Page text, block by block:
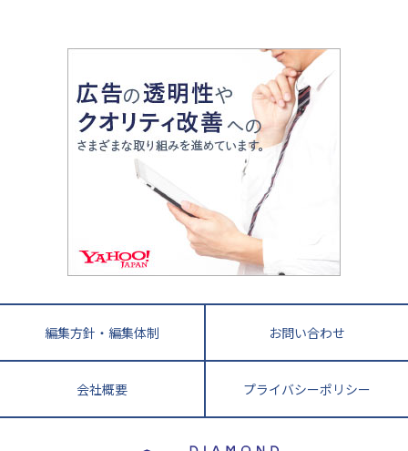
大阪府
兵庫県 京都府 奈良県
和歌山県
鳥取県
島根県 岡山県 広島県
香川県
高知県
長崎県 熊本県
鹿児島県 沖縄県
教育全般
大学受験塾の選び方
中学受験に熱心な市区町村ランキング
小学校受験
家庭教師
運動と遊びを考える
情報Ⅰ、数学が苦手な人注目！最短距離の学力
アップ法
悩み多き「大学受験」相談室
英語・英会話・英検対策
小学校教師が解説！中学受験のリアル
教育ジャーナリストが徹底解説！ 大学受験の羅
大学入試改革
ママテクエグザム
進化する中高一貫校・高校
編集方針・編集体制 お問い合わせ
会社概要 プライバシーポリシー